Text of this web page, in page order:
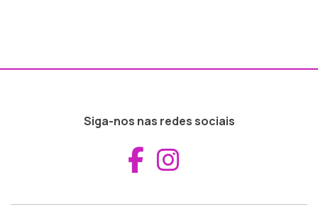
Siga-nos nas redes sociais
Aceder ao